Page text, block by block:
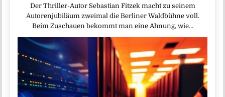
Der Thriller-Autor Sebastian Fitzek macht zu seinem
Autorenjubiläum zweimal die Berliner Waldbühne voll.
Beim Zuschauen bekommt man eine Ahnung, wie…